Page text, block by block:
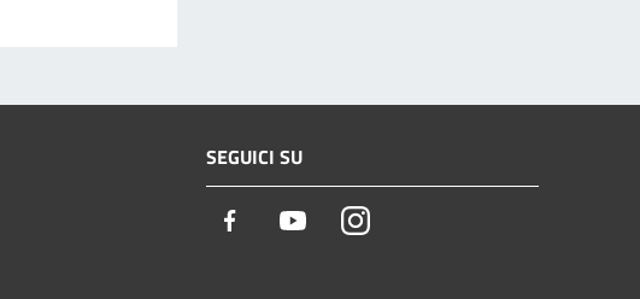
SEGUICI SU
Facebook YoutubeInstagram